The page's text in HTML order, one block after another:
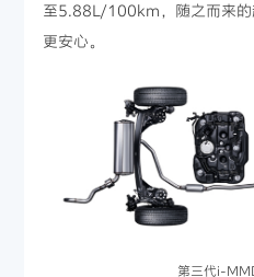
至5.88L/100km，随之而来的
更安心。
第三代i-